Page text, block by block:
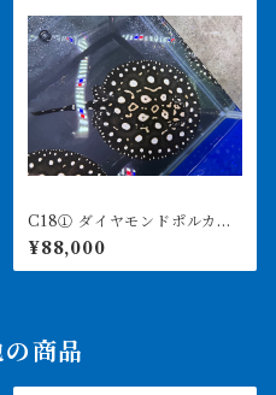
C18① ダイヤモンドポルカ
アルビノヘテロ 体盤16㎝前
後 ♀
¥88,000
商品